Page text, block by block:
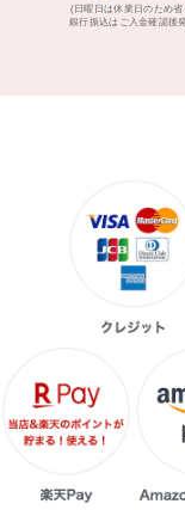
(日曜日は休業日のため省
銀行振込はご入金確認後